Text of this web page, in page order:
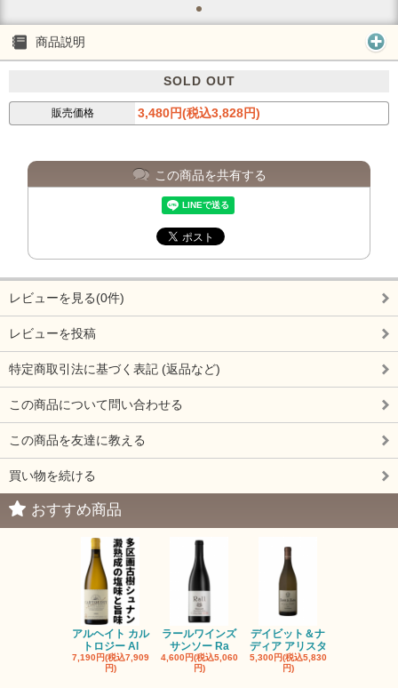
商品説明
SOLD OUT
販売価格 3,480円(税込3,828円)
この商品を共有する
レビューを見る(0件)
レビューを投稿
特定商取引法に基づく表記 (返品など)
この商品について問い合わせる
この商品を友達に教える
買い物を続ける
おすすめ商品
アルヘイト カル
トロジー Al
7,190円(税込7,909
円)
ラールワインズ
サンソー Ra
4,600円(税込5,060
円)
デイビット＆ナ
ディア アリスタ
5,300円(税込5,830
円)